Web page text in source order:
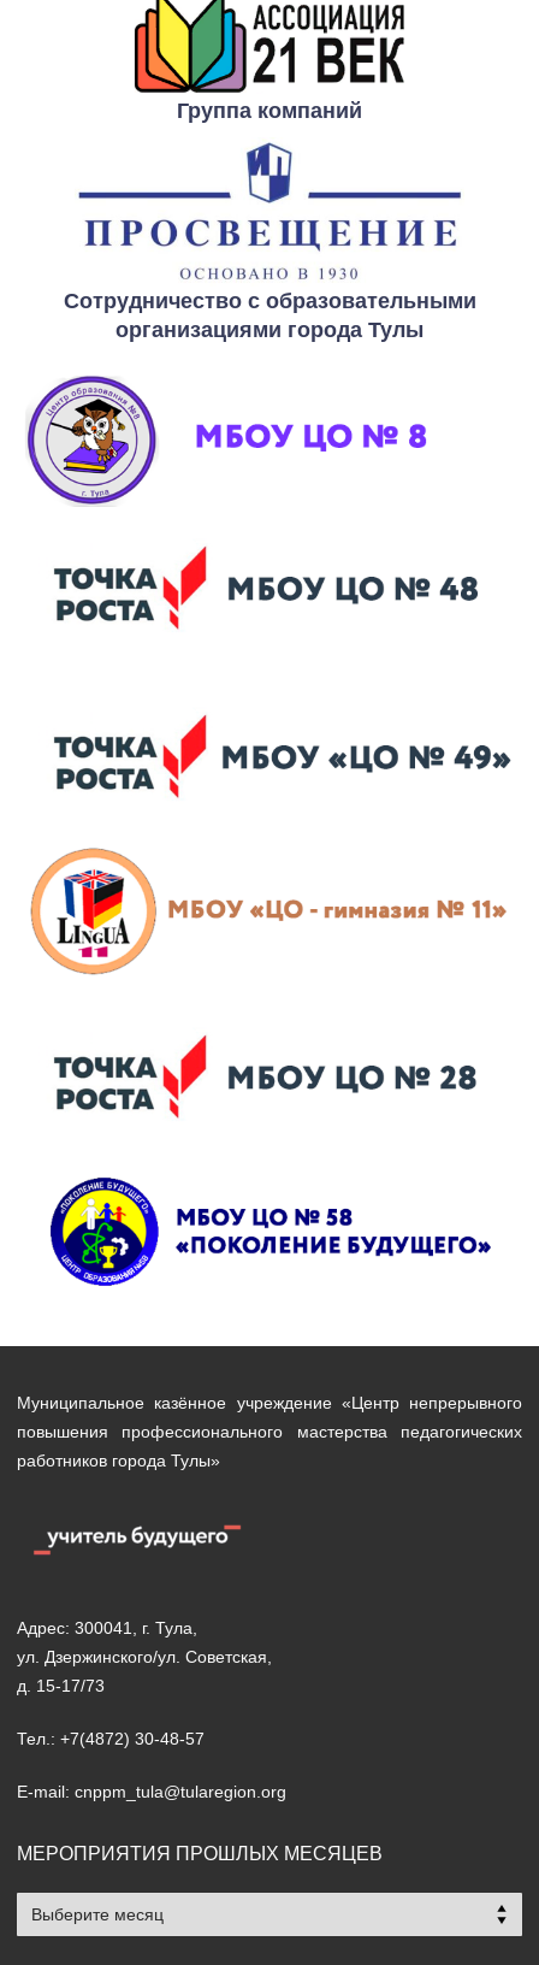
Группа компаний
Сотрудничество с образовательными
организациями города Тулы
Муниципальное казённое учреждение «Центр непрерывного
повышения профессионального мастерства педагогических
работников города Тулы»
Адрес: 300041, г. Тула,
ул. Дзержинского/ул. Советская,
д. 15-17/73
Тел.: +7(4872) 30-48-57
E-mail: cnppm_tula@tularegion.org
МЕРОПРИЯТИЯ ПРОШЛЫХ МЕСЯЦЕВ
Мероприятия
прошлых